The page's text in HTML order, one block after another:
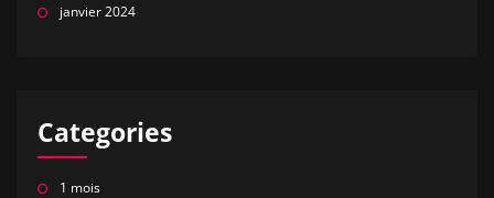
janvier 2024
Categories
1 mois